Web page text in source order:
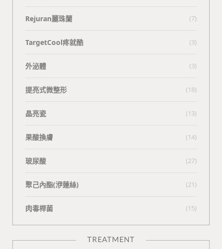
Rejuran麗珠蘭 (7)
TargetCool疼就酷 (3)
外泌體 (3)
提亮式微整形 (18)
晶亮瓷 (13)
果酸換膚 (14)
玻尿酸 (27)
聚己內酯(洢蓮絲) (21)
肉毒桿菌 (15)
TREATMENT